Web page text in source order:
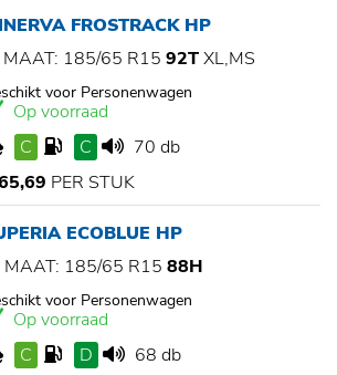
FROSTRACK HP
MAAT: 185/65 R15 92TXL,MS
voor Personenwagen
Op voorraad
C
C
70 db
PER STUK
ECOBLUE HP
MAAT: 185/65 R15 88H
voor Personenwagen
Op voorraad
C
D
68 db